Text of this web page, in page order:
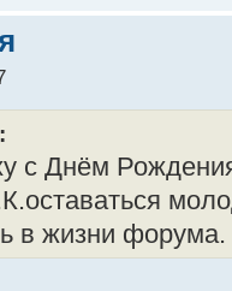
с Днём
в жизни